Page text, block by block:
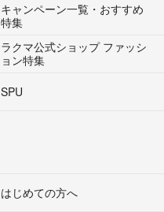
キャンペーン一覧・おすすめ
特集
ラクマ公式ショップ ファッシ
ョン特集
SPU
はじめての方へ